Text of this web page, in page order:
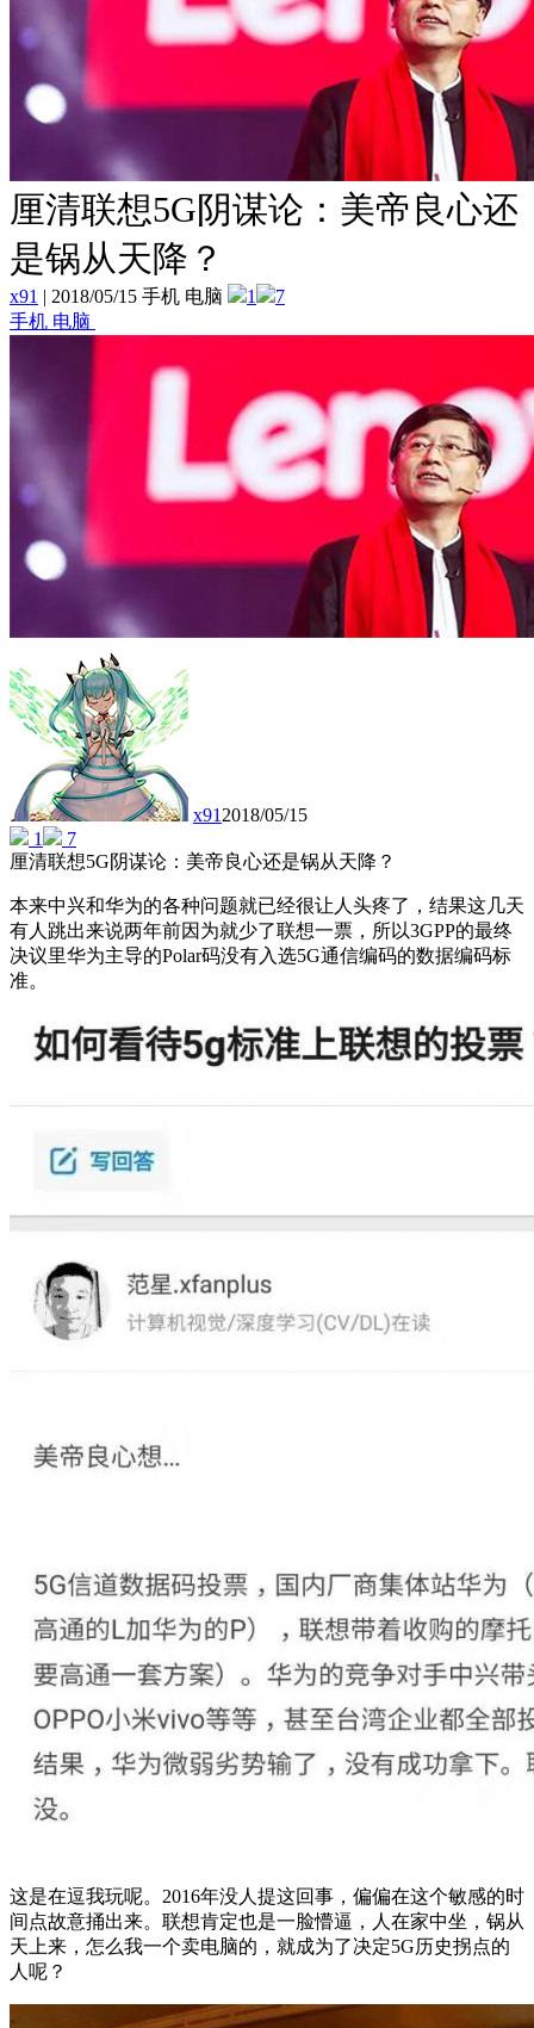
厘清联想5G阴谋论：美帝良心还
是锅从天降？
x91 | 2018/05/15 手机 电脑 1
7
手机 电脑
x912018/05/15
1
7
厘清联想5G阴谋论：美帝良心还是锅从天降？
本来中兴和华为的各种问题就已经很让人头疼了，结果这几天
有人跳出来说两年前因为就少了联想一票，所以3GPP的最终
决议里华为主导的Polar码没有入选5G通信编码的数据编码标
准。
这是在逗我玩呢。2016年没人提这回事，偏偏在这个敏感的时
间点故意捅出来。联想肯定也是一脸懵逼，人在家中坐，锅从
天上来，怎么我一个卖电脑的，就成为了决定5G历史拐点的
人呢？